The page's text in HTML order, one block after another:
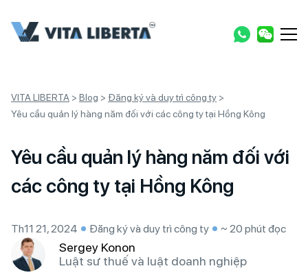
VITA LIBERTA > Blog > Đăng ký và duy trì công ty >
Yêu cầu quản lý hàng năm đối với các công ty tại Hồng Kông
Yêu cầu quản lý hàng năm đối với
các công ty tại Hồng Kông
Th11 21, 2024 Đăng ký và duy trì công ty ~ 20 phút đọc
Sergey Konon
Luật sư thuế và luật doanh nghiệp